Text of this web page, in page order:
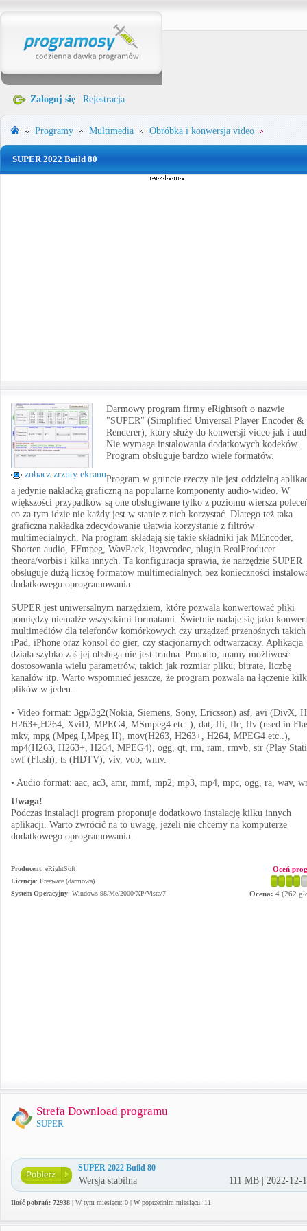
Zaloguj się Rejestracja
Programy Multimedia Obróbka i konwersja video
SUPER 2022 Build 80
zobacz zrzuty ekranu
Darmowy program firmy eRightsoft o nazwie
"SUPER" (Simplified Universal Player Encoder &
Renderer), który służy do konwersji video jak i
Nie wymaga instalowania dodatkowych kodeków.
Program obsługuje bardzo wiele formatów.
Program w gruncie rzeczy nie jest oddzielną
a jedynie nakładką graficzną na popularne komponenty audio-wideo. W
większości przypadków są one obsługiwane tylko z poziomu wiersza
co za tym idzie nie każdy jest w stanie z nich korzystać. Dlatego też taka
graficzna nakładka zdecydowanie ułatwia korzystanie z filtrów
multimedialnych. Na program składają się takie składniki jak MEncoder,
Shorten audio, FFmpeg, WavPack, ligavcodec, plugin RealProducer
theora/vorbis i kilka innych. Ta konfiguracja sprawia, że narzędzie SUPER
obsługuje dużą liczbę formatów multimedialnych bez konieczności
dodatkowego oprogramowania.
SUPER jest uniwersalnym narzędziem, które pozwala konwertować pliki
pomiędzy niemalże wszystkimi formatami. Świetnie nadaje się jako
multimediów dla telefonów komórkowych czy urządzeń przenośnych
iPad, iPhone oraz konsol do gier, czy stacjonarnych odtwarzaczy. Aplikacja
działa szybko zaś jej obsługa nie jest trudna. Ponadto, mamy możliwość
dostosowania wielu parametrów, takich jak rozmiar pliku, bitrate, liczbę
kanałów itp. Warto wspomnieć jeszcze, że program pozwala na łączenie
plików w jeden.
• Video format: 3gp/3g2(Nokia, Siemens, Sony, Ericsson) asf, avi (DivX,
H263+,H264, XviD, MPEG4, MSmpeg4 etc..), dat, fli, flc, flv (used in
mkv, mpg (Mpeg I,Mpeg II), mov(H263, H263+, H264, MPEG4 etc..),
mp4(H263, H263+, H264, MPEG4), ogg, qt, rm, ram, rmvb, str (Play
swf (Flash), ts (HDTV), viv, vob, wmv.
• Audio format: aac, ac3, amr, mmf, mp2, mp3, mp4, mpc, ogg, ra, wav,
Uwaga!
Podczas instalacji program proponuje dodatkowo instalację kilku innych
aplikacji. Warto zwrócić na to uwagę, jeżeli nie chcemy na komputerze
dodatkowego oprogramowania.
Producent: eRightSoft
Licencja: Freeware (darmowa)
System Operacyjny: Windows 98/Me/2000/XP/Vista/7
Oceń
Ocena: 4 (262
Strefa Download programu
SUPER
SUPER 2022 Build 80
Wersja stabilna 111 MB | 2022-12-
Ilość pobrań: 72938 | W tym miesiącu: 0 | W poprzednim miesiącu: 11